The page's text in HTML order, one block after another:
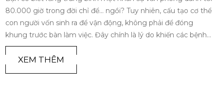
80.000 giờ trong đời chỉ để... ngồi? Tuy nhiên, cấu tạo cơ thể
con người vốn sinh ra để vận động, không phải để đóng
khung trước bàn làm việc. Đây chính là lý do khiến các bệnh
lý về cột sống trở thành 'đại dịch âm thầm' của thế kỷ 21.
Trong bối cảnh đó, sự ra đời và phát triển của ghế công thái
học không chỉ là một xu hướng nội thất nhất thời, mà đã trở
XEM THÊM